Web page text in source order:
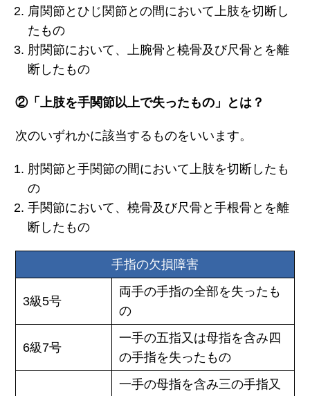
肩関節とひじ関節との間において上肢を切断し
たもの
肘関節において、上腕骨と橈骨及び尺骨とを離
断したもの
②「上肢を手関節以上で失ったもの」とは？
次のいずれかに該当するものをいいます。
肘関節と手関節の間において上肢を切断したも
の
手関節において、橈骨及び尺骨と手根骨とを離
断したもの
手指の欠損障害
3級5号
両手の手指の全部を失ったも
の
6級7号
一手の五指又は母指を含み四
の手指を失ったもの
一手の母指を含み三の手指又